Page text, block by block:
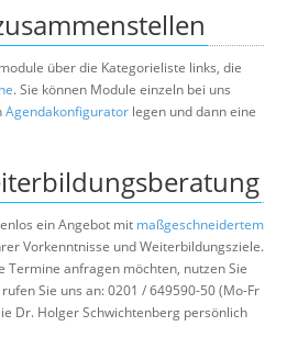
über die Kategorieliste links, die
. Sie können Module einzeln bei uns
Agendakonfigurator legen und dann eine
ein Angebot mit maßgeschneidertem
Vorkenntnisse und Weiterbildungsziele.
Termine anfragen möchten, nutzen Sie
Sie uns an: 0201 / 649590-50 (Mo-Fr
Dr. Holger Schwichtenberg persönlich